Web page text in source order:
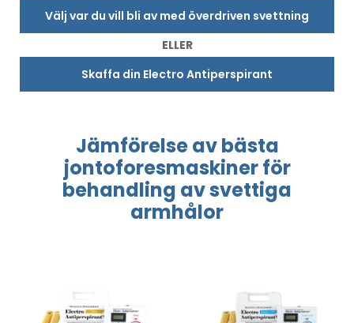
Välj var du vill bli av med överdriven svettning
ELLER
Skaffa din Electro Antiperspirant
Jämförelseav bästa
jontoforesmaskinerför
behandling av svettiga
armhålor